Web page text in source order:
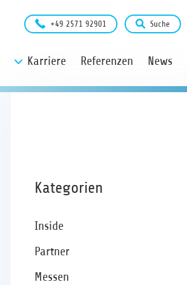
Karriere Referenzen News
+49 2571 92901 Suche
Kategorien
Inside
Partner
Messen